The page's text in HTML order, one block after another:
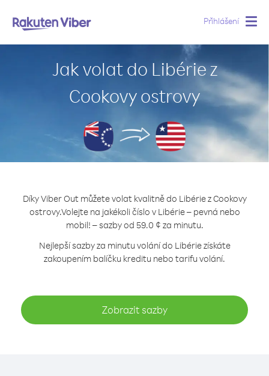
Přihlášení
Jak volat do Libérie z
Cookovy ostrovy
Díky Viber Out můžete volat kvalitně do Libérie z Cookovy
ostrovy.Volejte na jakékoli číslo v Libérie – pevná nebo
mobil! – sazby od 59.0 ¢ za minutu.
Nejlepší sazby za minutu volání do Libérie získáte
zakoupením balíčku kreditu nebo tarifu volání.
Zobrazit sazby